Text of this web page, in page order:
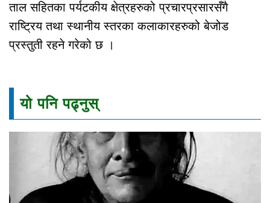
ताल सहितका पर्यटकीय क्षेत्रहरुको प्रचारप्रसारसँगै
राष्ट्रिय तथा स्थानीय स्तरका कलाकारहरुको बेजोड
प्रस्तुती रहने गरेको छ ।
यो पनि पढ्नुस्